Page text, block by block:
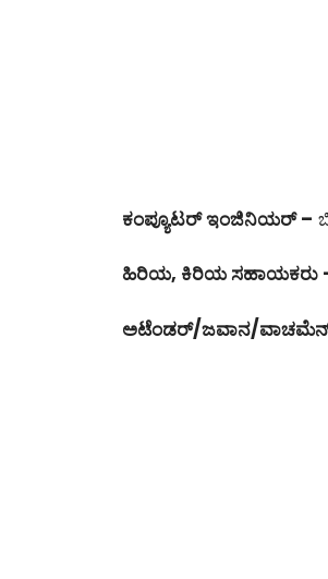
ಕಂಪ್ಯೂಟರ್ ಇಂಜಿನಿಯರ್ –
ಹಿರಿಯ, ಕಿರಿಯ ಸಹಾಯಕರು
ಅಟೆಂಡರ್/ಜವಾನ/